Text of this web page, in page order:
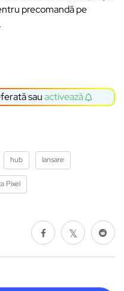
precomandă pe
.
sauactivează
hub lansare
Pixel